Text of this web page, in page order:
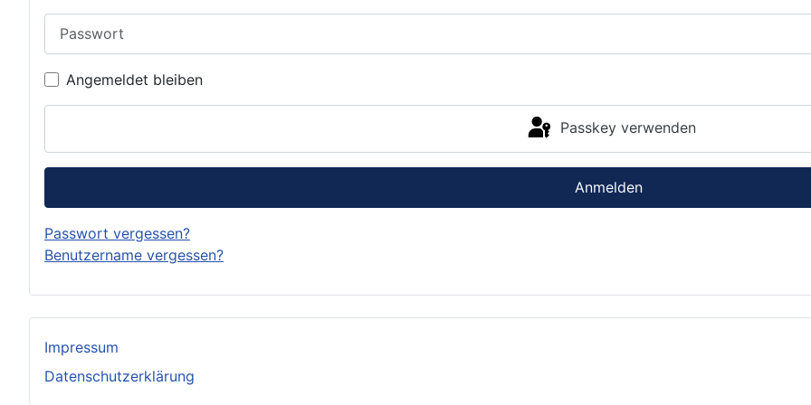
Angemeldet bleiben
Passkey verwenden
Anmelden
Passwort vergessen?
Benutzername vergessen?
Impressum
Datenschutzerklärung